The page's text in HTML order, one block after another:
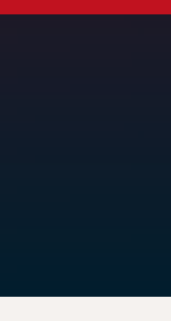
— самый быстрый курс в городе